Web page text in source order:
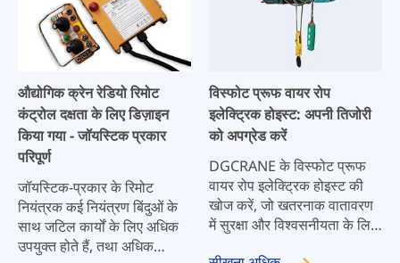
औद्योगिक क्रेन रेडियो रिमोट
कंट्रोल दक्षता के लिए डिज़ाइन
किया गया - जॉयस्टिक प्रकार
परिपूर्ण
जॉयस्टिक-प्रकार के रिमोट
नियंत्रक कई नियंत्रण बिंदुओं के
साथ जटिल कार्यों के लिए अधिक
उपयुक्त होते हैं, तथा अधिक
विस्फोट प्रूफ वायर रोप
इलेक्ट्रिक होइस्ट: अपनी तिजोरी
को अपग्रेड करें
DGCRANE के विस्फोट प्रूफ
वायर रोप इलेक्ट्रिक होइस्ट की
खोज करें, जो खतरनाक वातावरण
में सुरक्षा और विश्वसनीयता के लिए